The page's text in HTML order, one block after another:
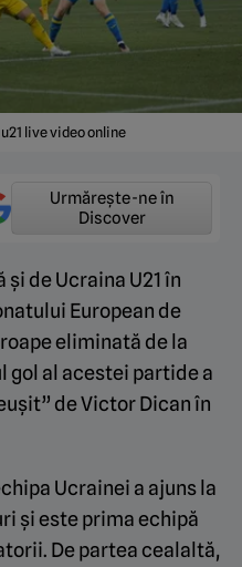
live video online
Urmărește-ne în
Discover
și de Ucraina U21 în
European de
eliminată de la
gol al acestei partide a
de Victor Dican în
Ucrainei a ajuns la
și este prima echipă
De partea cealaltă,